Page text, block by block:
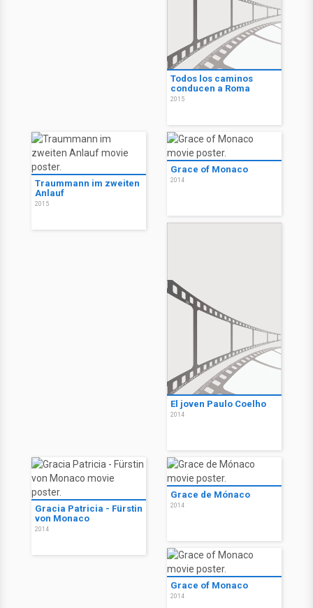
Todos los caminos
conducen a Roma
2015
Traummann im zweiten
Anlauf
2015
Grace of Monaco
2014
El joven Paulo Coelho
2014
Gracia Patricia - Fürstin
von Monaco
2014
Grace de Mónaco
2014
Grace of Monaco
2014